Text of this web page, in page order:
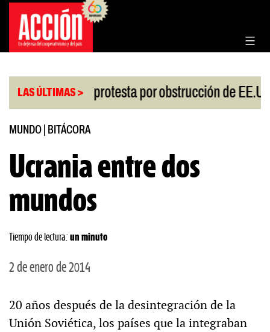
Saltar
contenido
LAS ÚLTIMAS >
| China protesta por obstrucción de EE.UU en
MUNDO BITÁCORA
Ucrania entre dos
mundos
Tiempo de lectura: un minuto
2 de enero de 2014
20 años después de la desintegración de la
Unión Soviética, los países que la integraban